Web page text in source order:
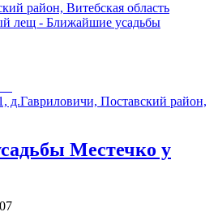
район, Витебская область
д.Гавриловичи, Поставский район,
Местечко у